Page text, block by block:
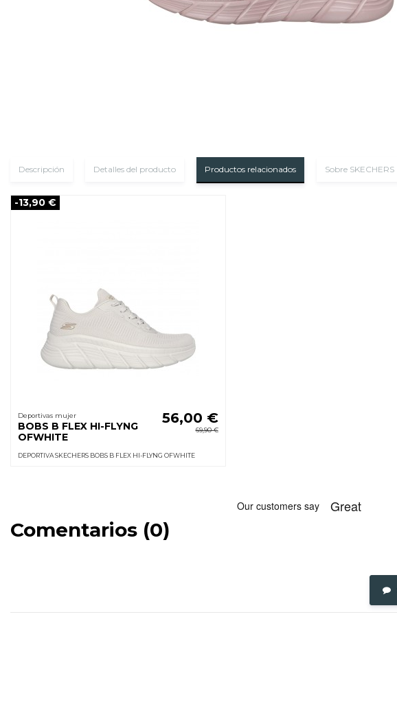
Descripción Detalles del producto Productos relacionados Sobre SKECHERS
-13,90 €
Deportivas mujer
BOBS B FLEX HI-FLYNG
OFWHITE
56,00 €
69,90 €
DEPORTIVA SKECHERS BOBS B FLEX HI-FLYNG OFWHITE
Comentarios (0)